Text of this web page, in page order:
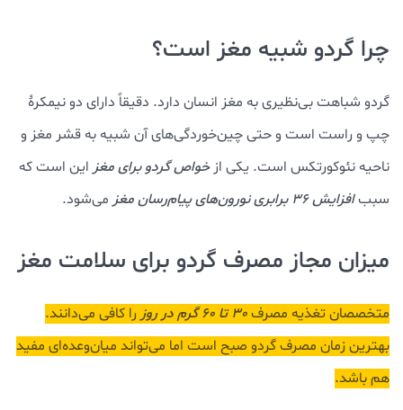
چرا گردو شبیه مغز است؟
گردو شباهت بی‌نظیری به مغز انسان دارد. دقیقاً دارای دو نیمکرۀ
چپ و راست است و حتی چین‌خوردگی‌های آن شبیه به قشر مغز و
ناحیه نئوکورتکس است. یکی ازخواص گردو برای مغز این است که
سببافزایش 36 برابری نورون‌های پیام‌رسان مغز می‌شود.
میزان مجاز مصرف گردو برای سلامت مغز
متخصصان تغذیه مصرف30 تا 60 گرم در روز
را کافی می‌دانند.
بهترین زمان مصرف گردو صبح است اما می‌تواند میان‌وعده‌ای مفید
هم باشد.